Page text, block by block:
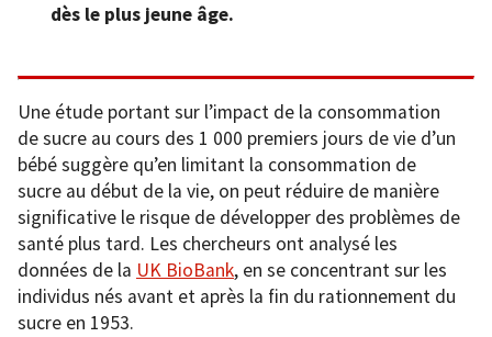
dès le plus jeune âge.
Une étude portant sur l’impact de la consommation
de sucre au cours des 1 000 premiers jours de vie d’un
bébé suggère qu’en limitant la consommation de
sucre au début de la vie, on peut réduire de manière
significative le risque de développer des problèmes de
santé plus tard. Les chercheurs ont analysé les
données de la UK BioBank, en se concentrant sur les
individus nés avant et après la fin du rationnement du
sucre en 1953.